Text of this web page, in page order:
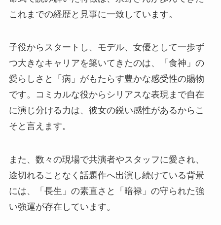
これまでの経歴と見事に一致しています。
子役からスタートし、モデル、女優として一歩ず
つ大きなキャリアを築いてきたのは、「食神」の
愛らしさと「病」がもたらす豊かな感受性の賜物
です。コミカルな役からシリアスな表現まで自在
に演じ分ける力は、彼女の鋭い感性があるからこ
そと言えます。
また、数々の現場で共演者やスタッフに愛され、
途切れることなく話題作へ出演し続けている背景
には、「長生」の素直さと「暗禄」の守られた強
い強運が存在しています。